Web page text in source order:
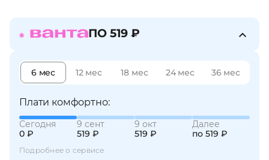
ПО 519 ₽
6 мес 12 мес 18 мес 24 мес 36 мес
Плати комфортно:
Сегодня
0 ₽
9 сент
519 ₽
9 окт
519 ₽
Далее
по 519 ₽
Подробнее о сервисе
25
недели
Остались вопросы?